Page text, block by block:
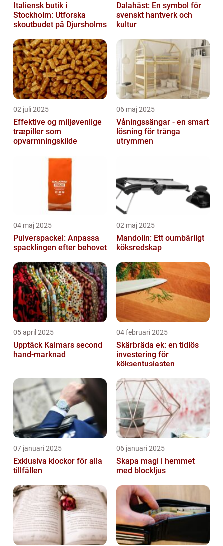
Italiensk butik i
Stockholm: Utforska
skoutbudet på Djursholms
Dalahäst: En symbol för
svenskt hantverk och
kultur
02 juli 2025
Effektive og miljøvenlige
træpiller som
opvarmningskilde
06 maj 2025
Våningssängar - en smart
lösning för trånga
utrymmen
04 maj 2025
Pulverspackel: Anpassa
spacklingen efter behovet
02 maj 2025
Mandolin: Ett oumbärligt
köksredskap
05 april 2025
Upptäck Kalmars second
hand-marknad
04 februari 2025
Skärbräda ek: en tidlös
investering för
köksentusiasten
07 januari 2025
Exklusiva klockor för alla
tillfällen
06 januari 2025
Skapa magi i hemmet
med blockljus